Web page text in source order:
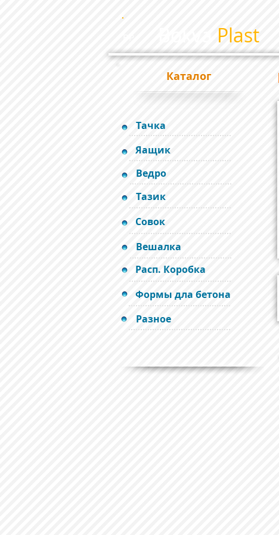
Plast
Каталог
Тачка
Яащик
Ведро
Тазик
Совок
Вешалка
Расп. Коробка
Формы дла бетона
Разное